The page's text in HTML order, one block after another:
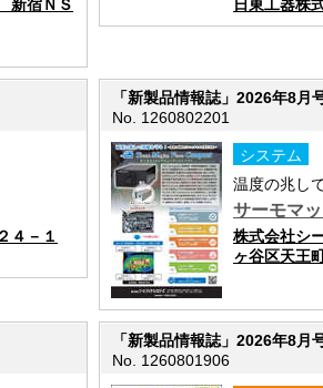
新宿ＮＳ
日東工器株
４－１
「新製品情報誌」2026年8月
No. 1260802201
システム
温度の兆し
サーモマ
株式会社シ
ヶ谷区天王
「新製品情報誌」2026年8月
No. 1260801906